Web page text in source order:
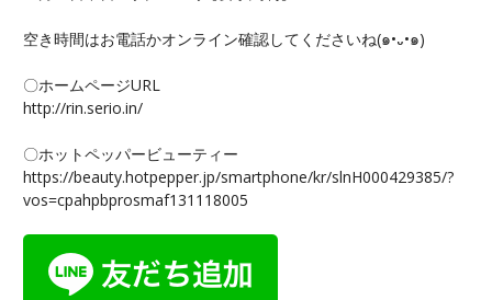
空き時間はお電話かオンライン確認してくださいね(๑•᎑•๑)
〇ホームページURL
http://rin.serio.in/
〇ホットペッパービューティー
https://beauty.hotpepper.jp/smartphone/kr/slnH000429385/?
vos=cpahpbprosmaf131118005